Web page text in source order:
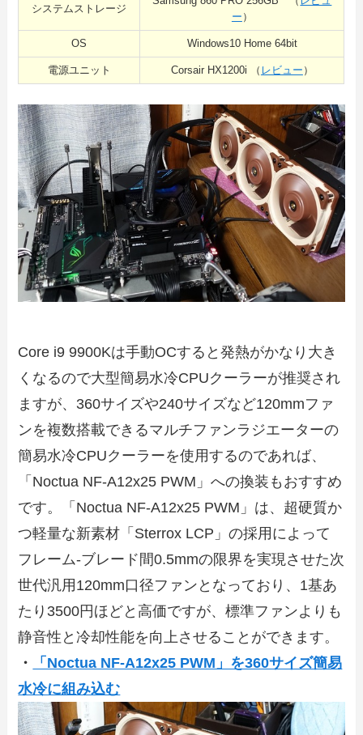
システムストレージ
ー ）
OS Windows10 Home 64bit
電源ユニット Corsair HX1200i （ レビュー ）
Core i9 9900Kは手動OCすると発熱がかなり大き
くなるので大型簡易水冷CPUクーラーが推奨され
ますが、360サイズや240サイズなど120mmファ
ンを複数搭載できるマルチファンラジエーターの
簡易水冷CPUクーラーを使用するのであれば、
「Noctua NF-A12x25 PWM」への換装もおすすめ
です。「Noctua NF-A12x25 PWM」は、超硬質か
つ軽量な新素材「Sterrox LCP」の採用によって
フレーム-ブレード間0.5mmの限界を実現させた次
世代汎用120mm口径ファンとなっており、1基あ
たり3500円ほどと高価ですが、標準ファンよりも
静音性と冷却性能を向上させることができます。
・
「Noctua NF-A12x25 PWM」を360サイズ簡易
水冷に組み込む